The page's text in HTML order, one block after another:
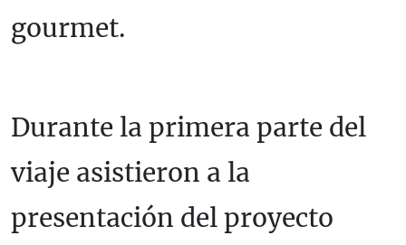
gourmet.
Durante la primera parte del
viaje asistieron a la
presentación del proyecto